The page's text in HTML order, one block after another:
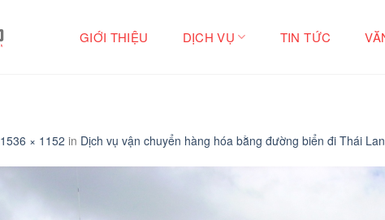
GIỚI THIỆU DỊCH VỤ TIN TỨC
1536 × 1152 in Dịch vụ vận chuyển hàng hóa bằng đường biển đi Thái